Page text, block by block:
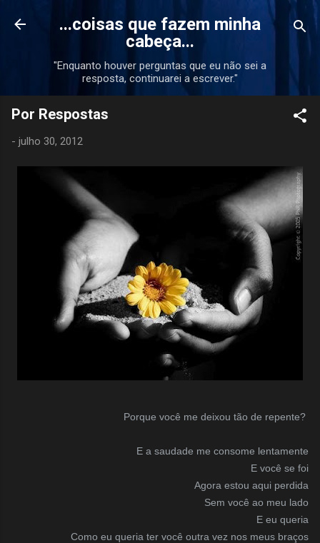
Pular para o conteúdo principal
...coisas que fazem minha
cabeça...
"Enquanto houver perguntas que eu não sei a
resposta, continuarei a escrever."
Por Respostas
- julho 30, 2012
Porque você me deixou tão de repente?
E a saudade me consome lentamente
E você se foi
Agora estou aqui perdida
Sem você ao meu lado
E eu queria
Como eu queria ter você outra vez nos meus braços